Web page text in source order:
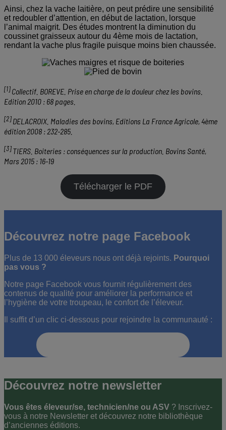
Ainsi, chez la vache laitière, on peut prédire une sensibilité
et redoubler d’attention, en début de lactation, lorsque
l’animal maigrit. Des études montrent la diminution du
coussinet graisseux autour du 4ème mois de lactation,
rendant la vache plus fragile puisque moins bien chaussée.
[1]Collectif. BOREVE. Prise en charge de la douleur chez les bovins.
Edition 2010 : 68 pages.
[2]DELACROIX. Maladies des bovins, Editions La France Agricole, 4ème
édition 2008 : 232-285.
[3]TIERS. Boiteries : conséquences sur la production. Bovins Santé,
Mars 2015 : 16-19
Télécharger le PDF
Découvrez notre page Facebook
Plus de 13 000 éleveurs nous ont déjà rejoints. Pourquoi
pas vous ?
Notre page Facebook vous fournit régulièrement des
contenus de qualité pour améliorer la performance et
l’hygiène de votre troupeau, le confort de l’éleveur.
Il suffit d’un clic ci-dessous pour rejoindre la communauté :
Découvrez notre newsletter
Vous êtes éleveur/se, technicien/ne ou ASV ? Inscrivez-
vous à notre Newsletter et découvrez notre bibliothèque
d’anciennes éditions.